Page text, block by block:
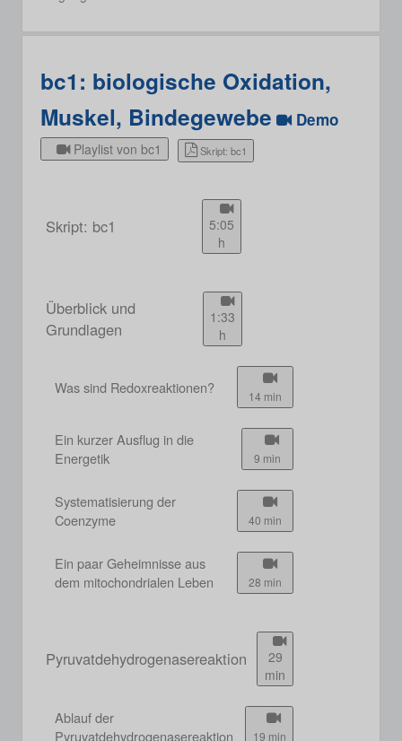
bc1: biologische Oxidation,
Muskel, Bindegewebe
Demo
Playlist von bc1 Skript: bc1
Skript: bc1
5:05
h
Überblick und
Grundlagen
1:33
h
Was sind Redoxreaktionen? 14 min
Ein kurzer Ausflug in die
Energetik
9 min
Systematisierung der
Coenzyme
40 min
Ein paar Geheimnisse aus
dem mitochondrialen Leben
28 min
Pyruvatdehydrogenasereaktion
29
min
Ablauf der
Pyruvatdehydrogenasereaktion
19 min